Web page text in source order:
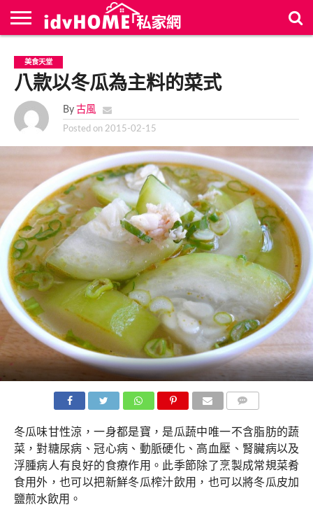
新
文
章
聯
絡
我
們
首
頁
美食天堂
八款以冬瓜為主料的菜式
By 古風
Posted on 2015-02-15
冬瓜味甘性涼，一身都是寶，是瓜蔬中唯一不含脂肪的蔬
菜，對糖尿病、冠心病、動脈硬化、高血壓、腎臟病以及
浮腫病人有良好的食療作用。此季節除了烹製成常規菜肴
食用外，也可以把新鮮冬瓜榨汁飲用，也可以將冬瓜皮加
鹽煎水飲用。